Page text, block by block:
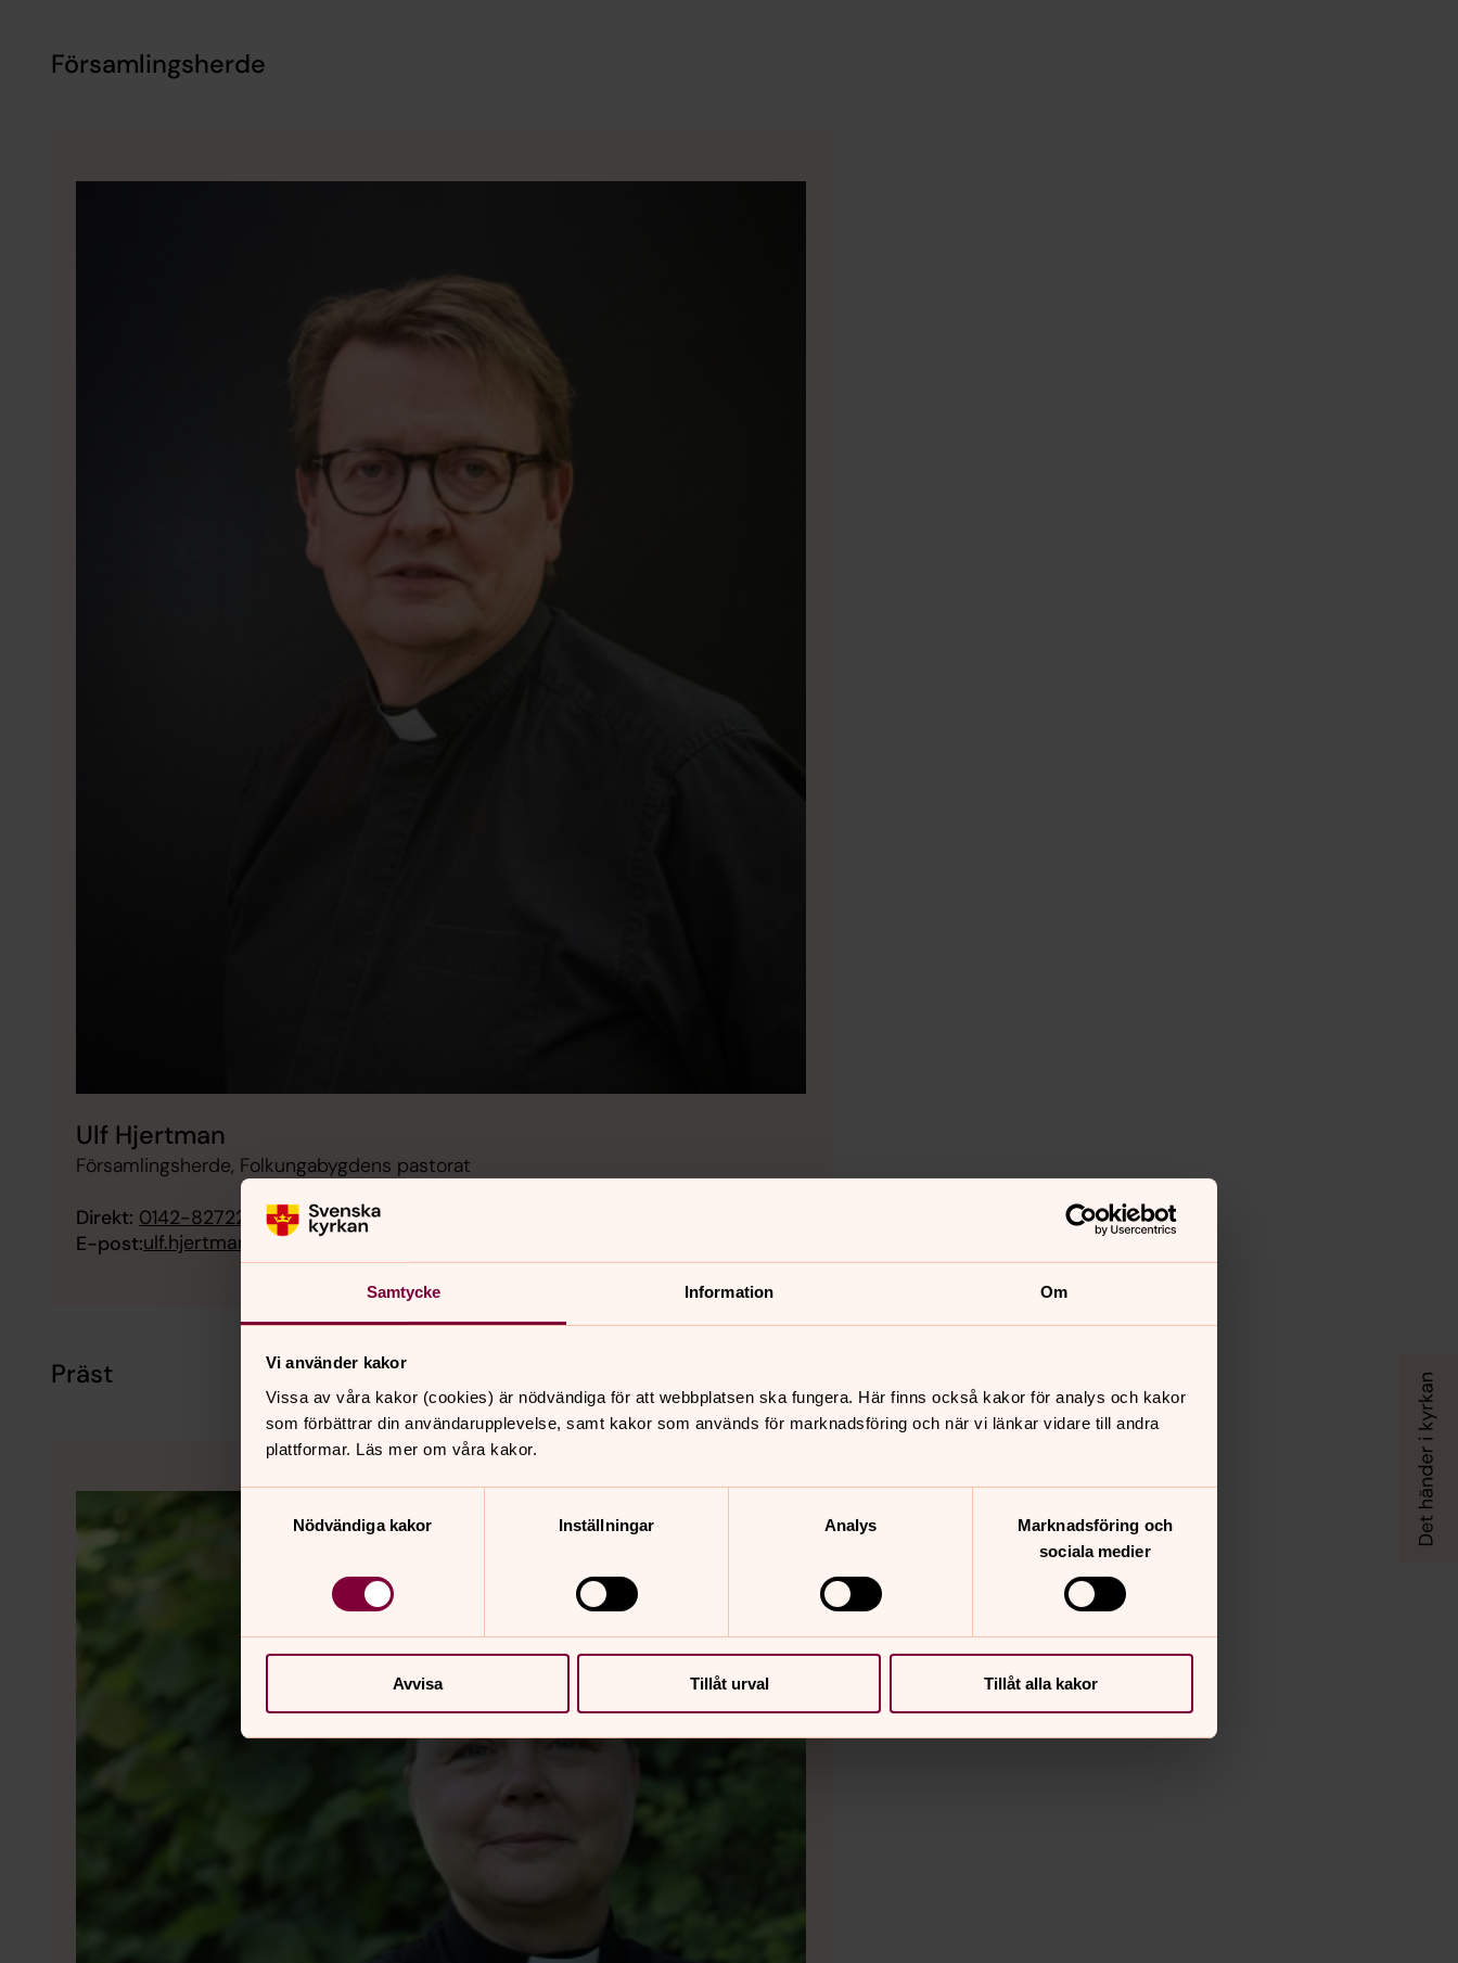
Samtycke Information Om
Vi använder kakor
Vissa av våra kakor (cookies) är nödvändiga för att webbplatsen ska fungera. Här finns också kakor för analys och kakor
som förbättrar din användarupplevelse, samt kakor som används för marknadsföring och när vi länkar vidare till andra
plattformar. Läs mer om våra kakor.
Nödvändiga kakor
Inställningar Analys
Marknadsföring och
sociala medier
Avvisa Tillåt urval Tillåt alla kakor
Församlingsherde
Ulf Hjertman
Församlingsherde, Folkungabygdens pastorat
Direkt: 0142-82722
E-post:ulf.hjertman@svenskakyrkan.se
Präst